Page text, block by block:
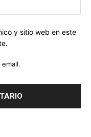
y sitio web en este